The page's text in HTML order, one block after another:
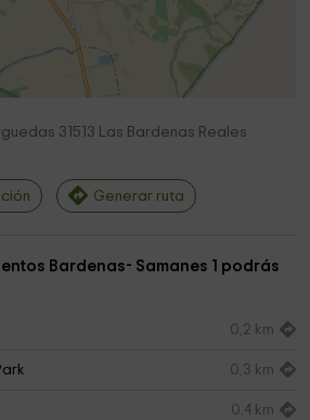
31513 Las Bardenas Reales
Generar ruta
Bardenas- Samanes 1 podrás
0,2 km
0,3 km
0,4 km